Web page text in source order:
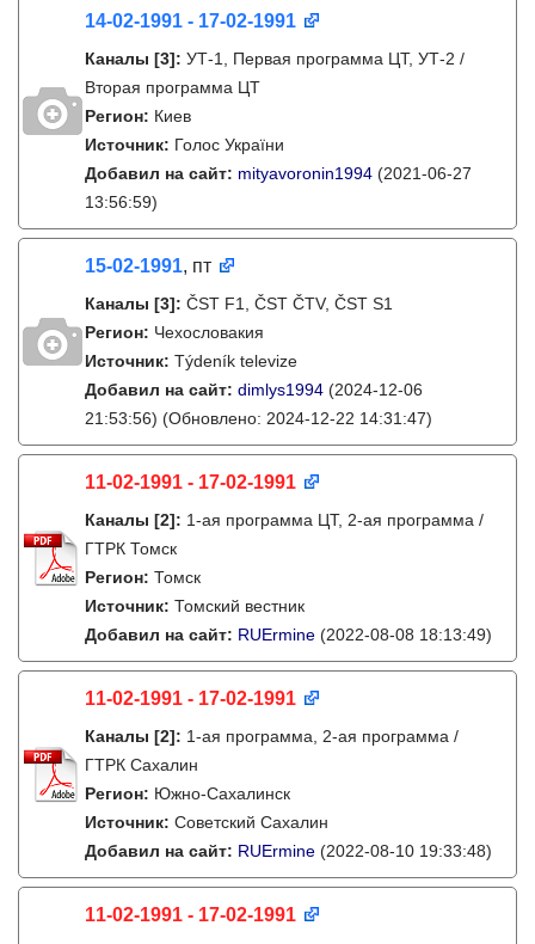
14-02-1991 - 17-02-1991
Каналы [3]: УТ-1, Первая программа ЦТ, УТ-2 /
Вторая программа ЦТ
Регион: Киев
Источник: Голос України
Добавил на сайт: mityavoronin1994 (2021-06-27
13:56:59)
15-02-1991, пт
Каналы [3]: ČST F1, ČST ČTV, ČST S1
Регион: Чехословакия
Источник: Týdeník televize
Добавил на сайт: dimlys1994 (2024-12-06
21:53:56) (Обновлено: 2024-12-22 14:31:47)
11-02-1991 - 17-02-1991
Каналы [2]: 1-ая программа ЦТ, 2-ая программа /
ГТРК Томск
Регион: Томск
Источник: Томский вестник
Добавил на сайт: RUErmine (2022-08-08 18:13:49)
11-02-1991 - 17-02-1991
Каналы [2]: 1-ая программа, 2-ая программа /
ГТРК Сахалин
Регион: Южно-Сахалинск
Источник: Советский Сахалин
Добавил на сайт: RUErmine (2022-08-10 19:33:48)
11-02-1991 - 17-02-1991